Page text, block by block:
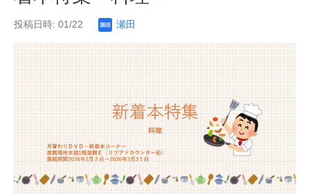
投稿日時: 01/22 瀬田